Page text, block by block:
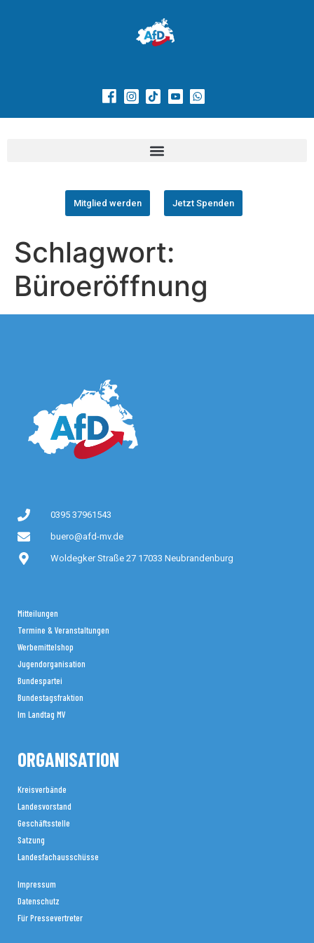
Mitglied werden Jetzt Spenden
Schlagwort:
Büroeröffnung
0395 37961543
buero@afd-mv.de
Woldegker Straße 27 17033 Neubrandenburg
Mitteilungen
Termine & Veranstaltungen
Werbemittelshop
Jugendorganisation
Bundespartei
Bundestagsfraktion
Im Landtag MV
ORGANISATION
Kreisverbände
Landesvorstand
Geschäftsstelle
Satzung
Landesfachausschüsse
Impressum
Datenschutz
Für Pressevertreter